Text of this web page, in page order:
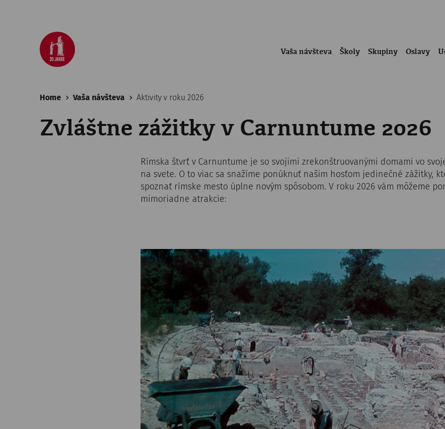
Vaša návšteva Školy Skupiny Oslavy
Home Vaša návšteva Aktivity v roku 2026
Zvláštne zážitky v Carnuntume 2026
Rímska štvrť v Carnuntume je so svojimi zrekonštruovanými domami vo
na svete. O to viac sa snažíme ponúknuť našim hosťom jedinečné zážitky,
spoznať rímske mesto úplne novým spôsobom. V roku 2026 vám môžeme
mimoriadne atrakcie: